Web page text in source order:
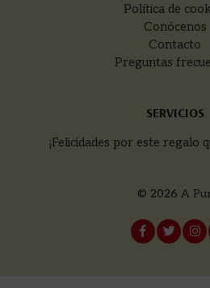
Política de
Conócenos
Contacto
Preguntas
SERVICIOS
¡Felicidades por este regalo
© 2026 A